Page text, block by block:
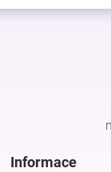
Z
Informace